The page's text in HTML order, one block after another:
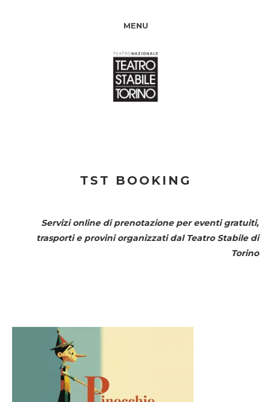
MENU
TST BOOKING
Servizi online di prenotazione per eventi gratuiti,
trasporti e provini organizzati dal Teatro Stabile di
Torino